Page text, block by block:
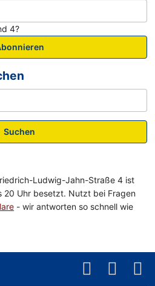
4?
Suchen
Ludwig-Jahn-Straße 4 ist
20 Uhr besetzt. Nutzt bei Fragen
- wir antworten so schnell wie